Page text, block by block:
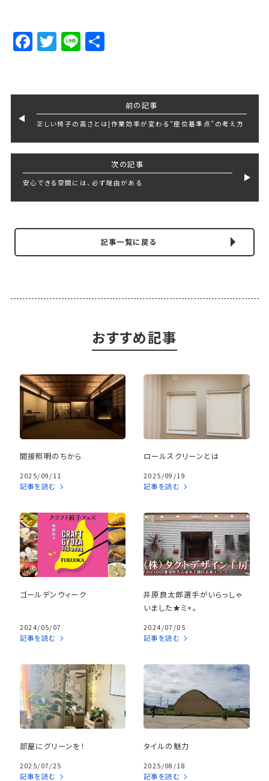
Facebook
Twitter
LineShare
前の記事
正しい椅子の高さとは|作業効率が変わる“座位基準点”の考え方
次の記事
安心できる空間には、必ず理由がある
記事一覧に戻る
おすすめ記事
間接照明のちから
2025/09/11
記事を読む
ロールスクリーンとは
2025/09/19
記事を読む
ゴールデンウィーク
2024/05/07
記事を読む
井原良太郎選手がいらっしゃ
いました★ミ+。
2024/07/05
記事を読む
部屋にグリーンを！
2025/07/25
記事を読む
タイルの魅力
2025/08/18
記事を読む